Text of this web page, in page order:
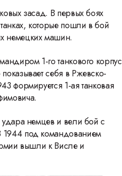
засад. В первых боях
которые пошли в бой
немецких машин.
1-го танкового
себя в Ржевско-
формируется 1-ая танковая
немцев и вели бой с
1944 под командованием
вышли к Висле и